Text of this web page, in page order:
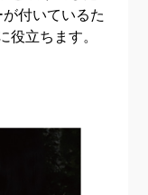
付いているた
役立ちます。